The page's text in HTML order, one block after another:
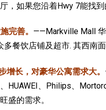
，如果您沿着Hwy 7能找到
完善。 ——Markville Mall
多餐饮店铺及超市. 其西南
增长，对豪华公寓需求大。
HUAWEI、Philips、
盛的需求。